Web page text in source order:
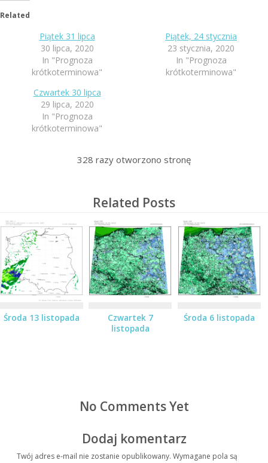
Related
Piątek 31 lipca
30 lipca, 2020
In "Prognoza
krótkoterminowa"
Piątek, 24 stycznia
23 stycznia, 2020
In "Prognoza
krótkoterminowa"
Czwartek 30 lipca
29 lipca, 2020
In "Prognoza
krótkoterminowa"
328 razy otworzono stronę
Related Posts
Środa 13 listopada
Czwartek 7
listopada
Środa 6 listopada
No Comments Yet
Dodaj komentarz
Twój adres e-mail nie zostanie opublikowany. Wymagane pola są